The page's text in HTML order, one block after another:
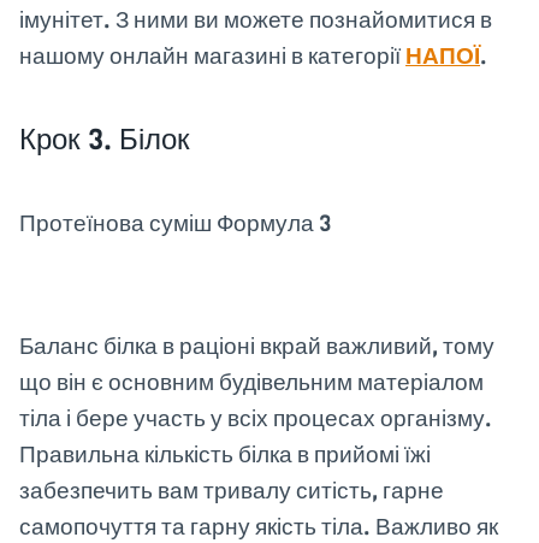
імунітет. З ними ви можете познайомитися в
нашому онлайн магазині в категорії НАПОЇ.
Крок 3. Білок
Протеїнова суміш Формула 3
Баланс білка в раціоні вкрай важливий, тому
що він є основним будівельним матеріалом
тіла і бере участь у всіх процесах організму.
Правильна кількість білка в прийомі їжі
забезпечить вам тривалу ситість, гарне
самопочуття та гарну якість тіла. Важливо як